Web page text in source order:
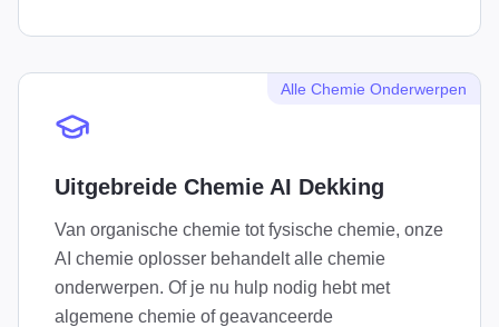
Alle Chemie Onderwerpen
Uitgebreide Chemie AI Dekking
Van organische chemie tot fysische chemie, onze
AI chemie oplosser behandelt alle chemie
onderwerpen. Of je nu hulp nodig hebt met
algemene chemie of geavanceerde